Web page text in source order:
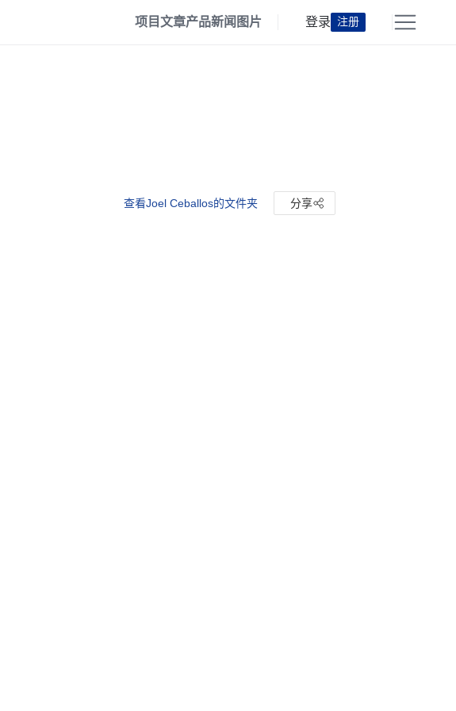
项目文章产品新闻 图片 登录 注册
查看Joel Ceballos的文件夹 分享